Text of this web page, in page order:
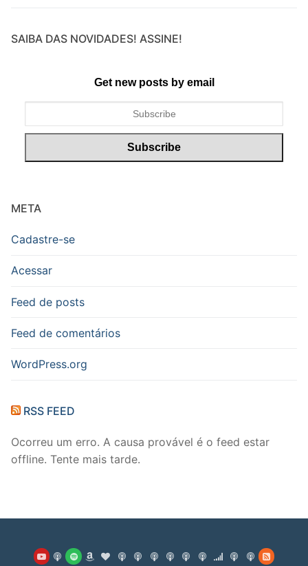
SAIBA DAS NOVIDADES! ASSINE!
Get new posts by email
META
Cadastre-se
Acessar
Feed de posts
Feed de comentários
WordPress.org
RSS FEED
Ocorreu um erro. A causa provável é o feed estar
offline. Tente mais tarde.